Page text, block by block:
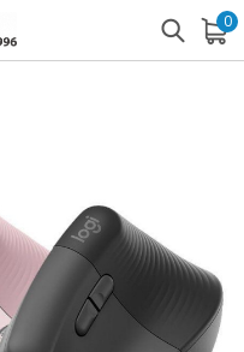
0
查看